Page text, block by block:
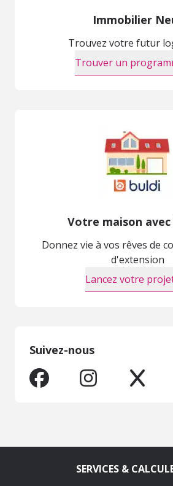
Immobilier
Trouvez votre futur
Trouver un
Votre maison avec
Donnez vie à vos rêves de
d'extension
Lancez votre
Suivez-nous
SERVICES &